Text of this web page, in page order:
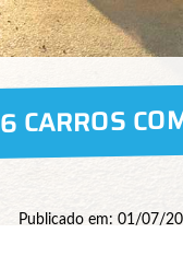
6 CARROS
Publicado em: 01/07/